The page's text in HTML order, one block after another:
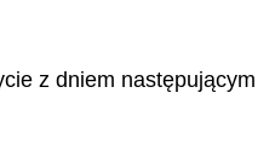
z dniem następującym